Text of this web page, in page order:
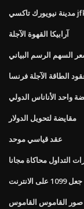
آرابيكا القهوة الآجلة
السهم الرسم البياني
الطاقة الآجلة فرنسا
واحد الأناناس الدولي
مقايضة لتحويل الدولار
عقد قياسي موحد
التداول محاكاة مجانا
جعل 1099 على الانترنت
صور القاموس القاموس